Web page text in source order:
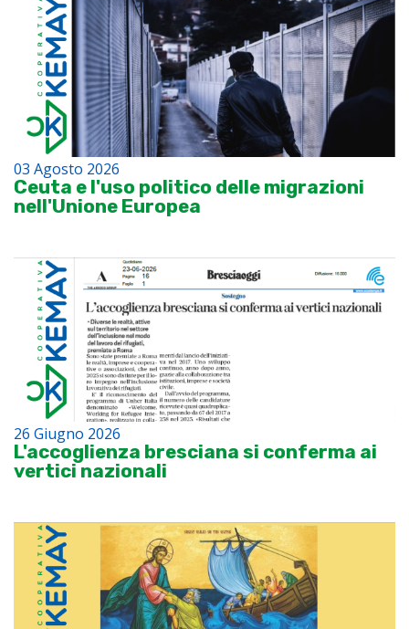
03 Agosto 2026
Ceuta e l'uso politico delle migrazioni
nell'Unione Europea
26 Giugno 2026
L'accoglienza bresciana si conferma ai
vertici nazionali